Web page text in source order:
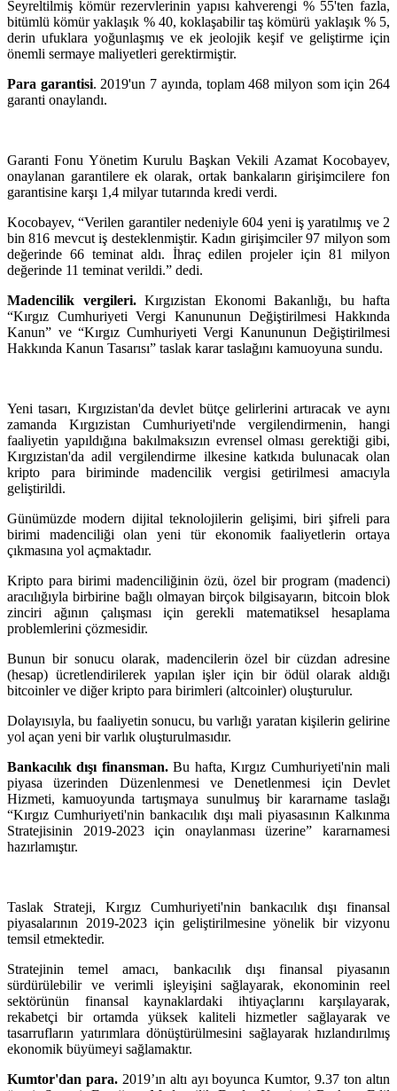
Seyreltilmiş kömür rezervlerinin yapısı kahverengi % 55'ten fazla,
bitümlü kömür yaklaşık % 40, koklaşabilir taş kömürü yaklaşık % 5,
derin ufuklara yoğunlaşmış ve ek jeolojik keşif ve geliştirme için
önemli sermaye maliyetleri gerektirmiştir.
Para garantisi. 2019'un 7 ayında, toplam 468 milyon som için 264
garanti onaylandı.
Garanti Fonu Yönetim Kurulu Başkan Vekili Azamat Kocobayev,
onaylanan garantilere ek olarak, ortak bankaların girişimcilere fon
garantisine karşı 1,4 milyar tutarında kredi verdi.
Kocobayev, “Verilen garantiler nedeniyle 604 yeni iş yaratılmış ve 2
bin 816 mevcut iş desteklenmiştir. Kadın girişimciler 97 milyon som
değerinde 66 teminat aldı. İhraç edilen projeler için 81 milyon
değerinde 11 teminat verildi.” dedi.
Madencilik vergileri.Kırgızistan Ekonomi Bakanlığı, bu hafta
“Kırgız Cumhuriyeti Vergi Kanununun Değiştirilmesi Hakkında
Kanun” ve “Kırgız Cumhuriyeti Vergi Kanununun Değiştirilmesi
Hakkında Kanun Tasarısı” taslak karar taslağını kamuoyuna sundu.
Yeni tasarı, Kırgızistan'da devlet bütçe gelirlerini artıracak ve aynı
zamanda Kırgızistan Cumhuriyeti'nde vergilendirmenin, hangi
faaliyetin yapıldığına bakılmaksızın evrensel olması gerektiği gibi,
Kırgızistan'da adil vergilendirme ilkesine katkıda bulunacak olan
kripto para biriminde madencilik vergisi getirilmesi amacıyla
geliştirildi.
Günümüzde modern dijital teknolojilerin gelişimi, biri şifreli para
birimi madenciliği olan yeni tür ekonomik faaliyetlerin ortaya
çıkmasına yol açmaktadır.
Kripto para birimi madenciliğinin özü, özel bir program (madenci)
aracılığıyla birbirine bağlı olmayan birçok bilgisayarın, bitcoin blok
zinciri ağının çalışması için gerekli matematiksel hesaplama
problemlerini çözmesidir.
Bunun bir sonucu olarak, madencilerin özel bir cüzdan adresine
(hesap) ücretlendirilerek yapılan işler için bir ödül olarak aldığı
bitcoinler ve diğer kripto para birimleri (altcoinler) oluşturulur.
Dolayısıyla, bu faaliyetin sonucu, bu varlığı yaratan kişilerin gelirine
yol açan yeni bir varlık oluşturulmasıdır.
Bankacılık dışı finansman.Bu hafta, Kırgız Cumhuriyeti'nin mali
piyasa üzerinden Düzenlenmesi ve Denetlenmesi için Devlet
Hizmeti, kamuoyunda tartışmaya sunulmuş bir kararname taslağı
“Kırgız Cumhuriyeti'nin bankacılık dışı mali piyasasının Kalkınma
Stratejisinin 2019-2023 için onaylanması üzerine” kararnamesi
hazırlamıştır.
Taslak Strateji, Kırgız Cumhuriyeti'nin bankacılık dışı finansal
piyasalarının 2019-2023 için geliştirilmesine yönelik bir vizyonu
temsil etmektedir.
Stratejinin temel amacı, bankacılık dışı finansal piyasanın
sürdürülebilir ve verimli işleyişini sağlayarak, ekonominin reel
sektörünün finansal kaynaklardaki ihtiyaçlarını karşılayarak,
rekabetçi bir ortamda yüksek kaliteli hizmetler sağlayarak ve
tasarrufların yatırımlara dönüştürülmesini sağlayarak hızlandırılmış
ekonomik büyümeyi sağlamaktır.
Kumtor'dan para.2019’ın altı ayı boyunca Kumtor, 9.37 ton altın